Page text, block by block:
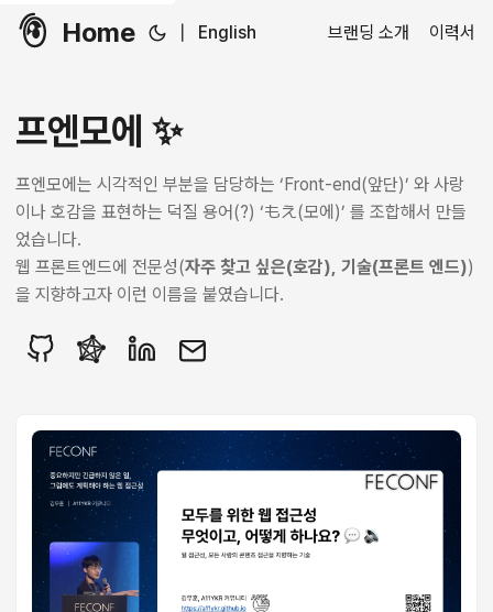
Home English 브랜딩 소개 이력서
프엔모에 ✨
프엔모에는 시각적인 부분을 담당하는 ‘Front-end(앞단)’ 와 사랑
이나 호감을 표현하는 덕질 용어(?) ‘もえ(모에)’ 를 조합해서 만들
었습니다.
웹 프론트엔드에 전문성(자주 찾고 싶은(호감), 기술(프론트 엔드))
을 지향하고자 이런 이름을 붙였습니다.